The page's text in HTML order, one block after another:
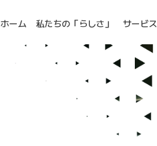
ホーム 私たちの「らしさ」 サービス